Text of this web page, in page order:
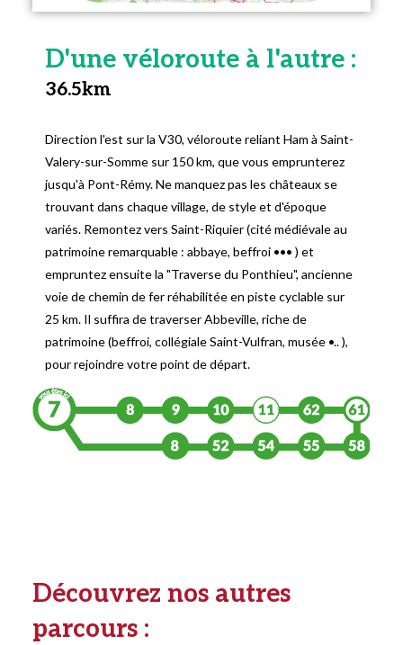
D'une véloroute à l'autre :
36.5km
Direction l'est sur la V30, véloroute reliant Ham à Saint-
Valery-sur-Somme sur 150 km, que vous emprunterez
jusqu'à Pont-Rémy. Ne manquez pas les châteaux se
trouvant dans chaque village, de style et d'époque
variés. Remontez vers Saint-Riquier (cité médiévale au
patrimoine remarquable : abbaye, beffroi ••• ) et
empruntez ensuite la "Traverse du Ponthieu", ancienne
voie de chemin de fer réhabilitée en piste cyclable sur
25 km. Il suffira de traverser Abbeville, riche de
patrimoine (beffroi, collégiale Saint-Vulfran, musée •.. ),
pour rejoindre votre point de départ.
Découvrez nos autres
parcours :